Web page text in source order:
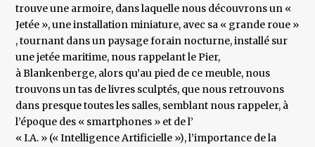
trouve une armoire, dans laquelle nous découvrons un «
Jetée », une installation miniature, avec sa « grande roue »
, tournant dans un paysage forain nocturne, installé sur
une jetée maritime, nous rappelant le Pier,
à Blankenberge, alors qu’au pied de ce meuble, nous
trouvons un tas de livres sculptés, que nous retrouvons
dans presque toutes les salles, semblant nous rappeler, à
l’époque des « smartphones » et de l’
« I.A. » (« Intelligence Artificielle »), l’importance de la